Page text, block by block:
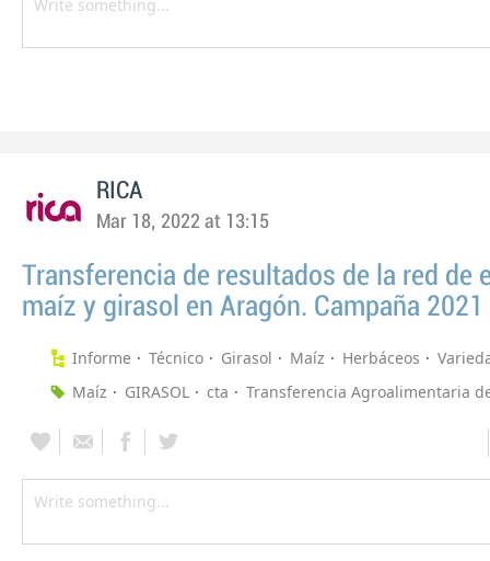
RICA
Mar 18, 2022 at 13:15
Transferencia de resultados de la red de
maíz y girasol en Aragón. Campaña 2021
Informe Técnico Girasol Maíz Herbáceos
Maíz
GIRASOL cta Transferencia Agroalimentaria